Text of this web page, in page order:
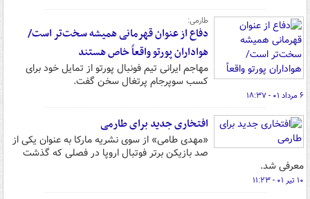
طارمی:
دفاع از عنوان قهرمانی همیشه سخت‌تر است/
هواداران پورتو واقعاً خاص هستند
مهاجم ایرانی تیم فونبال پورتو از تمایل خود برای
کسب سوپرجام پرتغال سخن گفت.
۶ مرداد ۰۱ - ۱۸:۳۷
افتخاری جدید برای طارمی
«مهدی طامی» از سوی نشریه مارکا به عنوان یکی از
صد بازیکن برتر فوتبال اروپا در فصلی که گذشت
معرفی شد.
۱۰ تیر ۰۱ - ۱۱:۲۳